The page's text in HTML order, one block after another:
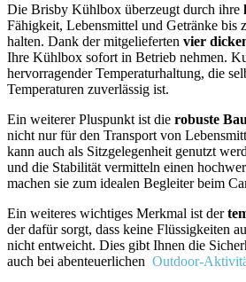
Die Brisby‍ Kühlbox überzeugt​ durch ihre
Fähigkeit, Lebensmittel und Getränke bis
halten.⁤ Dank der‍ mitgelieferten vier
Ihre Kühlbox sofort in ⁢Betrieb nehmen.
hervorragender Temperaturhaltung, die
Temperaturen zuverlässig ist.
Ein weiterer Pluspunkt ist die robuste
nicht nur für den Transport von
kann auch⁣ als Sitzgelegenheit genutzt
und die Stabilität vermitteln einen
machen sie zum idealen Begleiter beim‍
Ein ‌weiteres wichtiges Merkmal ist der
der dafür sorgt, dass keine Flüssigkeiten
nicht entweicht. Dies gibt Ihnen die⁢
auch bei ⁣abenteuerlichen ⁤ Outdoor-